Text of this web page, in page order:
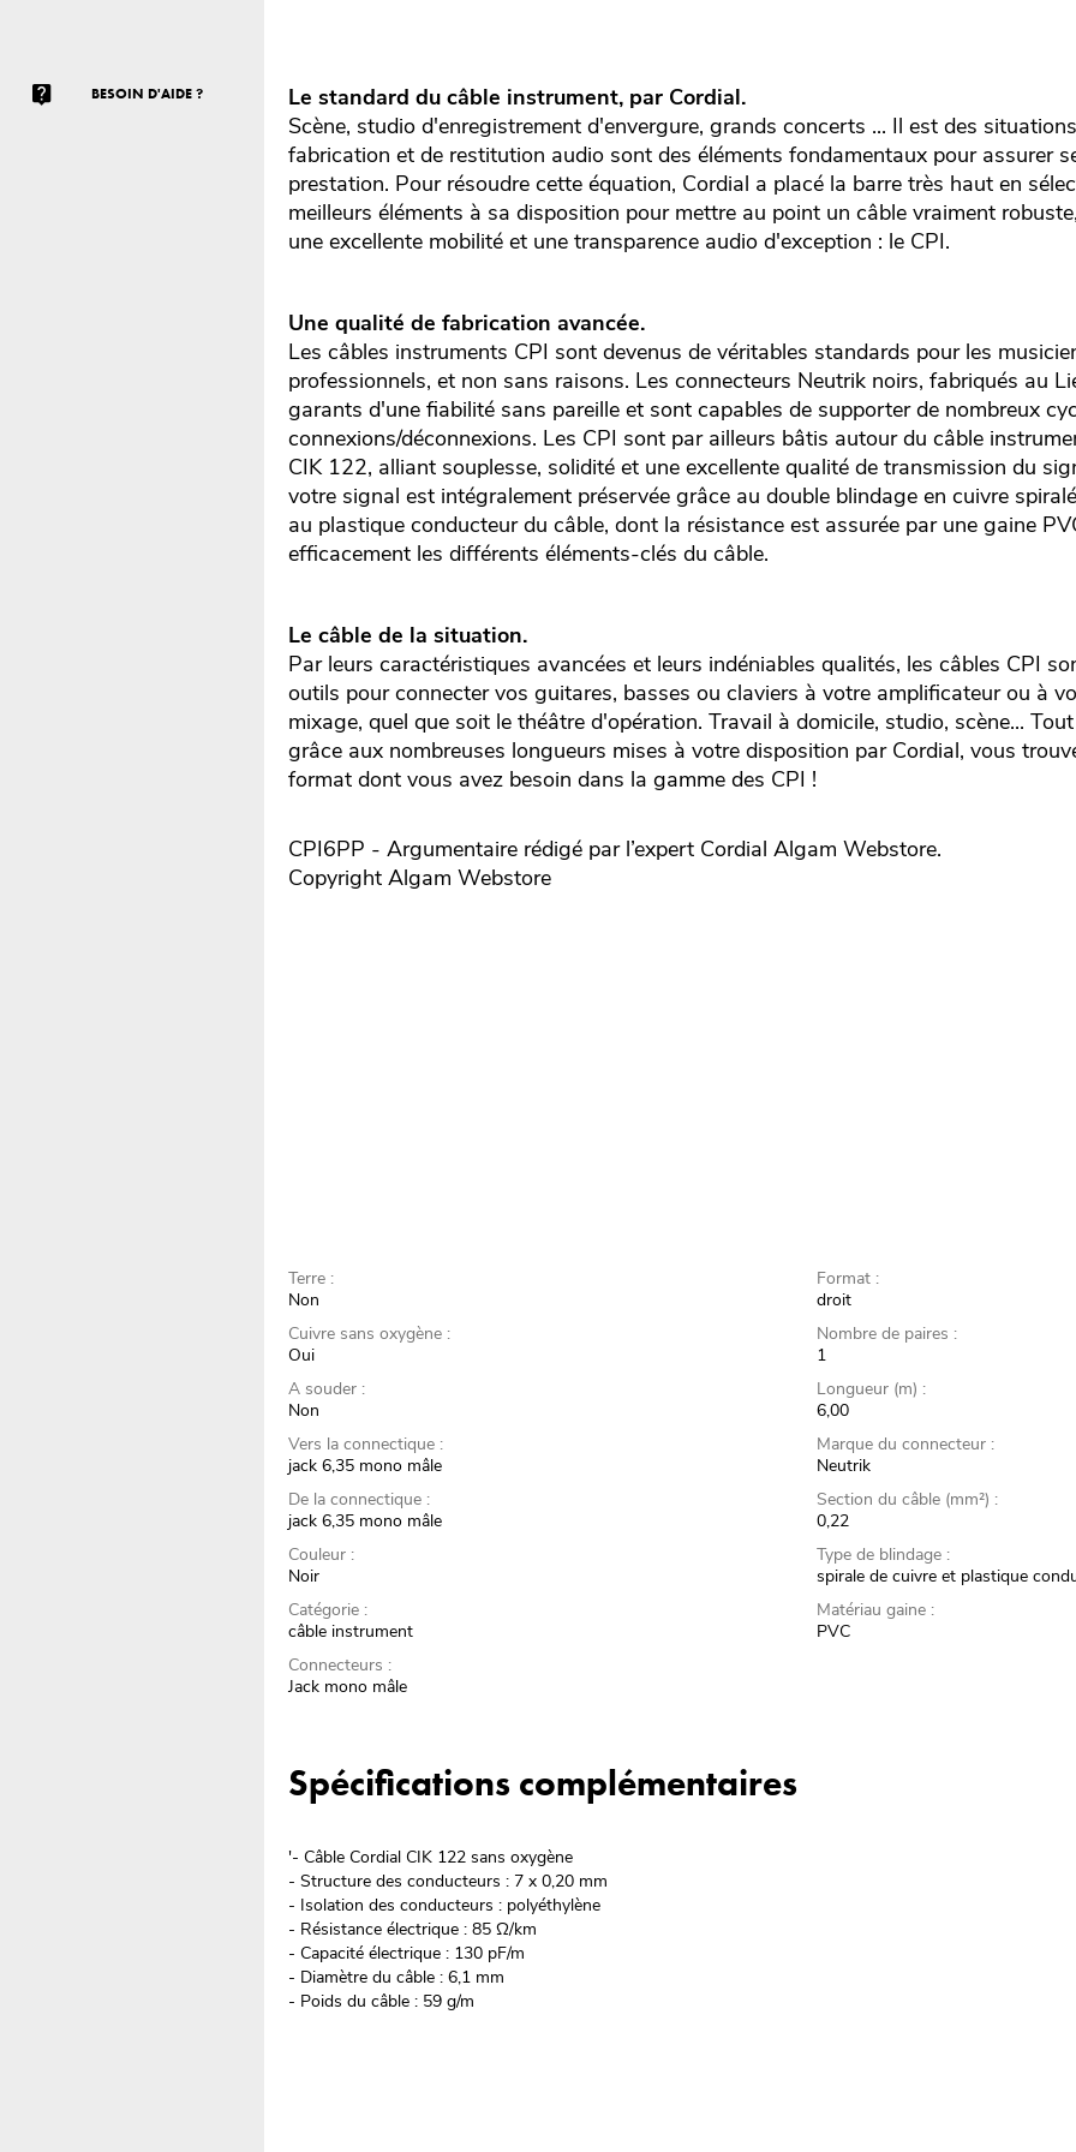
BESOIN D'AIDE ?
Le standard du câble instrument, par Cordial.
Scène, studio d'enregistrement d'envergure, grands concerts ... Il est des
fabrication et de restitution audio sont des éléments fondamentaux pour assurer
prestation. Pour résoudre cette équation, Cordial a placé la barre très haut en
meilleurs éléments à sa disposition pour mettre au point un câble vraiment
une excellente mobilité et une transparence audio d'exception : le CPI.
Une qualité de fabrication avancée.
Les câbles instruments CPI sont devenus de véritables standards pour les
professionnels, et non sans raisons. Les connecteurs Neutrik noirs, fabriqués au
garants d'une fiabilité sans pareille et sont capables de supporter de nombreux
connexions/déconnexions. Les CPI sont par ailleurs bâtis autour du câble
CIK 122, alliant souplesse, solidité et une excellente qualité de transmission du
votre signal est intégralement préservée grâce au double blindage en cuivre
au plastique conducteur du câble, dont la résistance est assurée par une gaine
efficacement les différents éléments-clés du câble.
Le câble de la situation.
Par leurs caractéristiques avancées et leurs indéniables qualités, les câbles CPI
outils pour connecter vos guitares, basses ou claviers à votre amplificateur ou à
mixage, quel que soit le théâtre d'opération. Travail à domicile, studio, scène...
grâce aux nombreuses longueurs mises à votre disposition par Cordial, vous
format dont vous avez besoin dans la gamme des CPI !
CPI6PP - Argumentaire rédigé par l’expert Cordial Algam Webstore.
Copyright Algam Webstore
Terre :
Non
Cuivre sans oxygène :
Oui
A souder :
Non
Vers la connectique :
jack 6,35 mono mâle
De la connectique :
jack 6,35 mono mâle
Couleur :
Noir
Catégorie :
câble instrument
Connecteurs :
Jack mono mâle
Format :
droit
Nombre de paires :
1
Longueur (m) :
6,00
Marque du connecteur :
Neutrik
Section du câble (mm²) :
0,22
Type de blindage :
spirale de cuivre et plastique
Matériau gaine :
PVC
Spécifications complémentaires
'- Câble Cordial CIK 122 sans oxygène
- Structure des conducteurs : 7 x 0,20 mm
- Isolation des conducteurs : polyéthylène
- Résistance électrique : 85 Ω/km
- Capacité électrique : 130 pF/m
- Diamètre du câble : 6,1 mm
- Poids du câble : 59 g/m